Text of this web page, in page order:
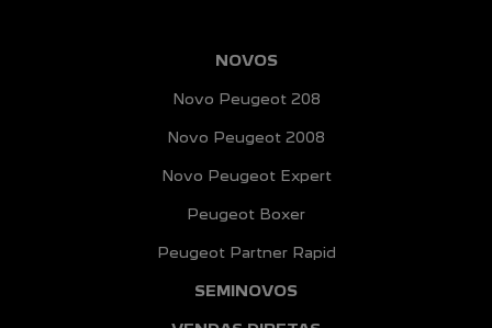
NOVOS
Novo Peugeot 208
Novo Peugeot 2008
Novo Peugeot Expert
Peugeot Boxer
Peugeot Partner Rapid
SEMINOVOS